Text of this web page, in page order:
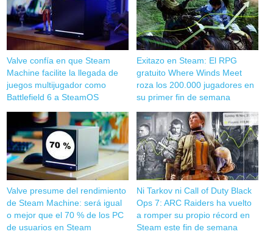
Valve confía en que Steam
Machine facilite la llegada de
juegos multijugador como
Battlefield 6 a SteamOS
Exitazo en Steam: El RPG
gratuito Where Winds Meet
roza los 200.000 jugadores en
su primer fin de semana
Valve presume del rendimiento
de Steam Machine: será igual
o mejor que el 70 % de los PC
de usuarios en Steam
Ni Tarkov ni Call of Duty Black
Ops 7: ARC Raiders ha vuelto
a romper su propio récord en
Steam este fin de semana